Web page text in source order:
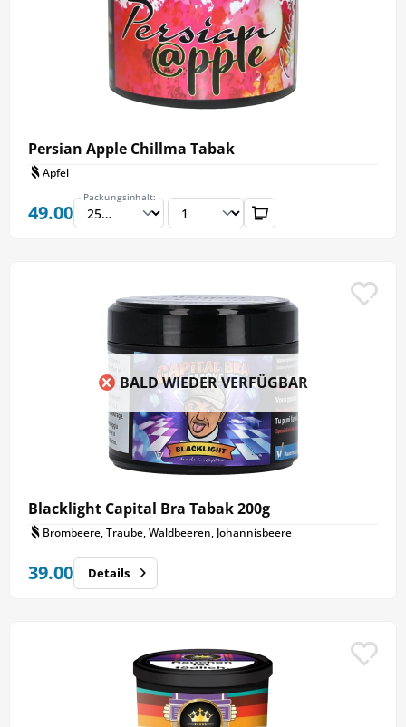
Persian Apple Chillma Tabak
Apfel
49.00
Packungsinhalt:
BALD WIEDER VERFÜGBAR
Blacklight Capital Bra Tabak 200g
Brombeere, Traube, Waldbeeren, Johannisbeere
39.00 Details